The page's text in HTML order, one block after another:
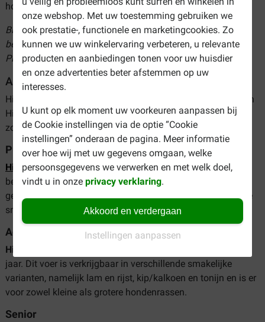
onze webshop. Met uw toestemming gebruiken we
ook prestatie-, functionele en marketingcookies. Zo
kunnen we uw winkelervaring verbeteren, u relevante
producten en aanbiedingen tonen voor uw huisdier
en onze advertenties beter afstemmen op uw
interesses.
U kunt op elk moment uw voorkeuren aanpassen bij
de Cookie instellingen via de optie “Cookie
instellingen” onderaan de pagina. Meer informatie
over hoe wij met uw gegevens omgaan, welke
persoonsgegevens we verwerken en met welk doel,
vindt u in onzeprivacy verklaring.
Akkoord en verdergaan
Instellingen aanpassen
hond vinden.
Bij Brekz kunt u Hill's hondenvoer snel en eenvoudig online
bestellen. Bekijk ons assortiment en bestel Hill's Science
Plan hondenvoer tegen de scherpste prijzen!
Assortiment Hill's hondenvoer
Hieronder vindt u een overzicht van de verschillende soorten
Hill’s hondenvoer in ons assortiment. Hill's is verkrijgbaar in
zowel droogvoer als innatvoer.
Puppy Hill's hondenvoer
Hill's Puppyis voeding voor pups tot 12 maanden. Dit voer
bevordert de ontwikkeling van de botten en spieren en een
gezond immuunsysteem. Ook verkrijgbaar in blik en diverse
smaken.
Adult
Hill's Adult
jaar. Dit voer is verkrijgbaar in verschillende smakelijke
varianten, namelijk lam en rijst, kip/kalkoen en tonijn en is er
voor zowel kleine als grotere hondenrassen.
Senior